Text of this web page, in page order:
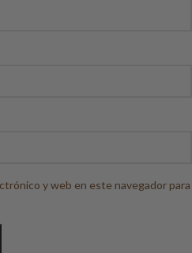
y web en este navegador para